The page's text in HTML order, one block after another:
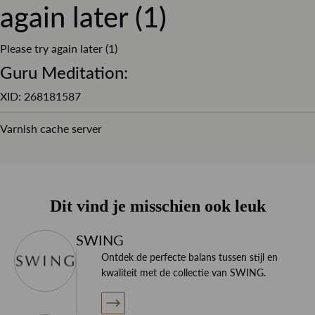
eer vinden je te ontvangen in onze winkel. Onze
vakkundig opgeleide medewerkers kunnen je adviseren en
de kleding kan direct vermaakt en passend gemaakt
worden indien nodig.
Dit vind je misschien ook leuk
SWING
Ontdek de perfecte balans tussen stijl en
kwaliteit met de collectie van SWING.
again later (1)
Please try again later (1)
Guru Meditation:
XID: 268181587
Varnish cache server